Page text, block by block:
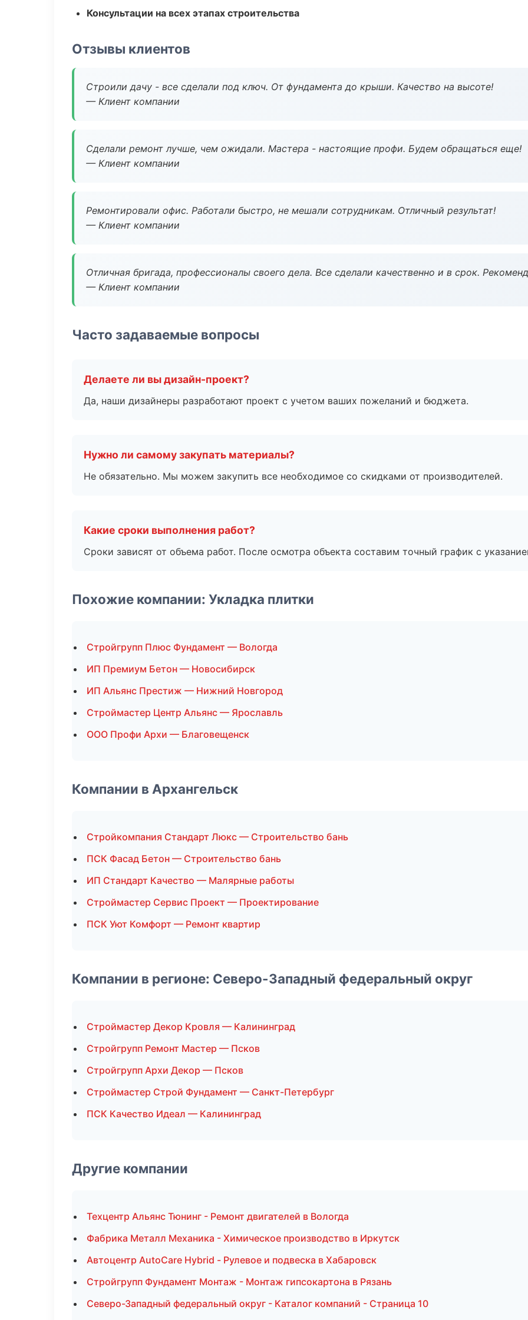
Консультации на всех этапах строительства
Отзывы клиентов
Строили дачу - все сделали под ключ. От фундамента до крыши. Качество на высоте!
— Клиент компании
Сделали ремонт лучше, чем ожидали. Мастера - настоящие профи. Будем обращаться еще!
— Клиент компании
Ремонтировали офис. Работали быстро, не мешали сотрудникам. Отличный результат!
— Клиент компании
Отличная бригада, профессионалы своего дела. Все сделали качественно и в срок.
— Клиент компании
Часто задаваемые вопросы
Делаете ли вы дизайн-проект?
Да, наши дизайнеры разработают проект с учетом ваших пожеланий и бюджета.
Нужно ли самому закупать материалы?
Не обязательно. Мы можем закупить все необходимое со скидками от производителей.
Какие сроки выполнения работ?
Сроки зависят от объема работ. После осмотра объекта составим точный график с
Похожие компании: Укладка плитки
Стройгрупп Плюс Фундамент — Вологда
ИП Премиум Бетон — Новосибирск
ИП Альянс Престиж — Нижний Новгород
Строймастер Центр Альянс — Ярославль
ООО Профи Архи — Благовещенск
Компании в Архангельск
Стройкомпания Стандарт Люкс — Строительство бань
ПСК Фасад Бетон — Строительство бань
ИП Стандарт Качество — Малярные работы
Строймастер Сервис Проект — Проектирование
ПСК Уют Комфорт — Ремонт квартир
Компании в регионе: Северо-Западный федеральный округ
Строймастер Декор Кровля — Калининград
Стройгрупп Ремонт Мастер — Псков
Стройгрупп Архи Декор — Псков
Строймастер Строй Фундамент — Санкт-Петербург
ПСК Качество Идеал — Калининград
Другие компании
Техцентр Альянс Тюнинг - Ремонт двигателей в Вологда
Фабрика Металл Механика - Химическое производство в Иркутск
Автоцентр AutoCare Hybrid - Рулевое и подвеска в Хабаровск
Стройгрупп Фундамент Монтаж - Монтаж гипсокартона в Рязань
Северо-Западный федеральный округ - Каталог компаний - Страница 10